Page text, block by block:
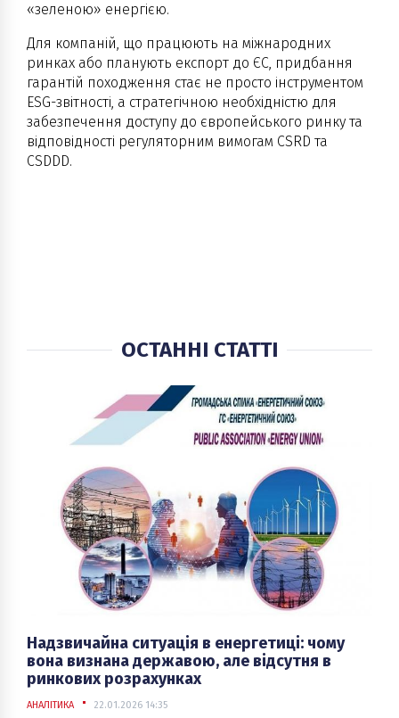
«зеленою» енергією.
Для компаній, що працюють на міжнародних
ринках або планують експорт до ЄС, придбання
гарантій походження стає не просто інструментом
ESG-звітності, а стратегічною необхідністю для
забезпечення доступу до європейського ринку та
відповідності регуляторним вимогам CSRD та
CSDDD.
ОСТАННІ СТАТТІ
Надзвичайна ситуація в енергетиці: чому
вона визнана державою, але відсутня в
ринкових розрахунках
АНАЛІТИКА 22.01.2026 14:35